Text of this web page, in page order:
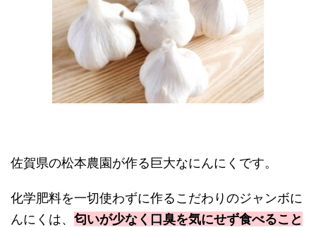
佐賀県の松本農園が作る巨大なにんにくです。
化学肥料を一切使わずに作るこだわりのジャンボに
んにくは、 匂いが少なく口臭を気にせず食べること